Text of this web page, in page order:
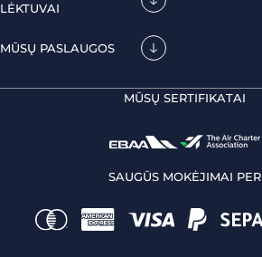
LĖKTUVAI
MŪSŲ PASLAUGOS
MŪSŲ SERTIFIKATAI
SAUGŪS MOKĖJIMAI PER